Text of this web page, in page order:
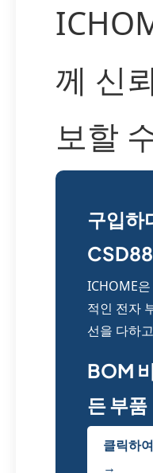
께 신
보할
구입하
ICHOME
적인 전자
선을 다하
BOM
든 부품
클릭하
→